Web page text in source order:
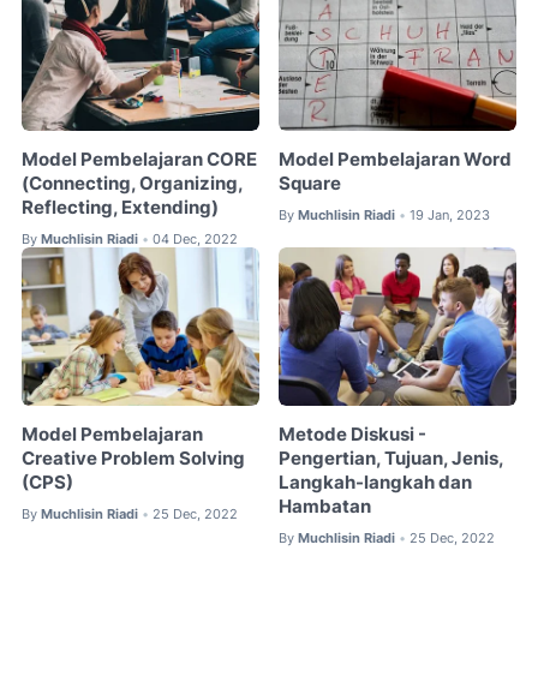
Model Pembelajaran CORE
(Connecting, Organizing,
Reflecting, Extending)
By Muchlisin Riadi • 04 Dec, 2022
Model Pembelajaran Word
Square
By Muchlisin Riadi • 19 Jan, 2023
Model Pembelajaran
Creative Problem Solving
(CPS)
By Muchlisin Riadi • 25 Dec, 2022
Metode Diskusi -
Pengertian, Tujuan, Jenis,
Langkah-langkah dan
Hambatan
By Muchlisin Riadi • 25 Dec, 2022